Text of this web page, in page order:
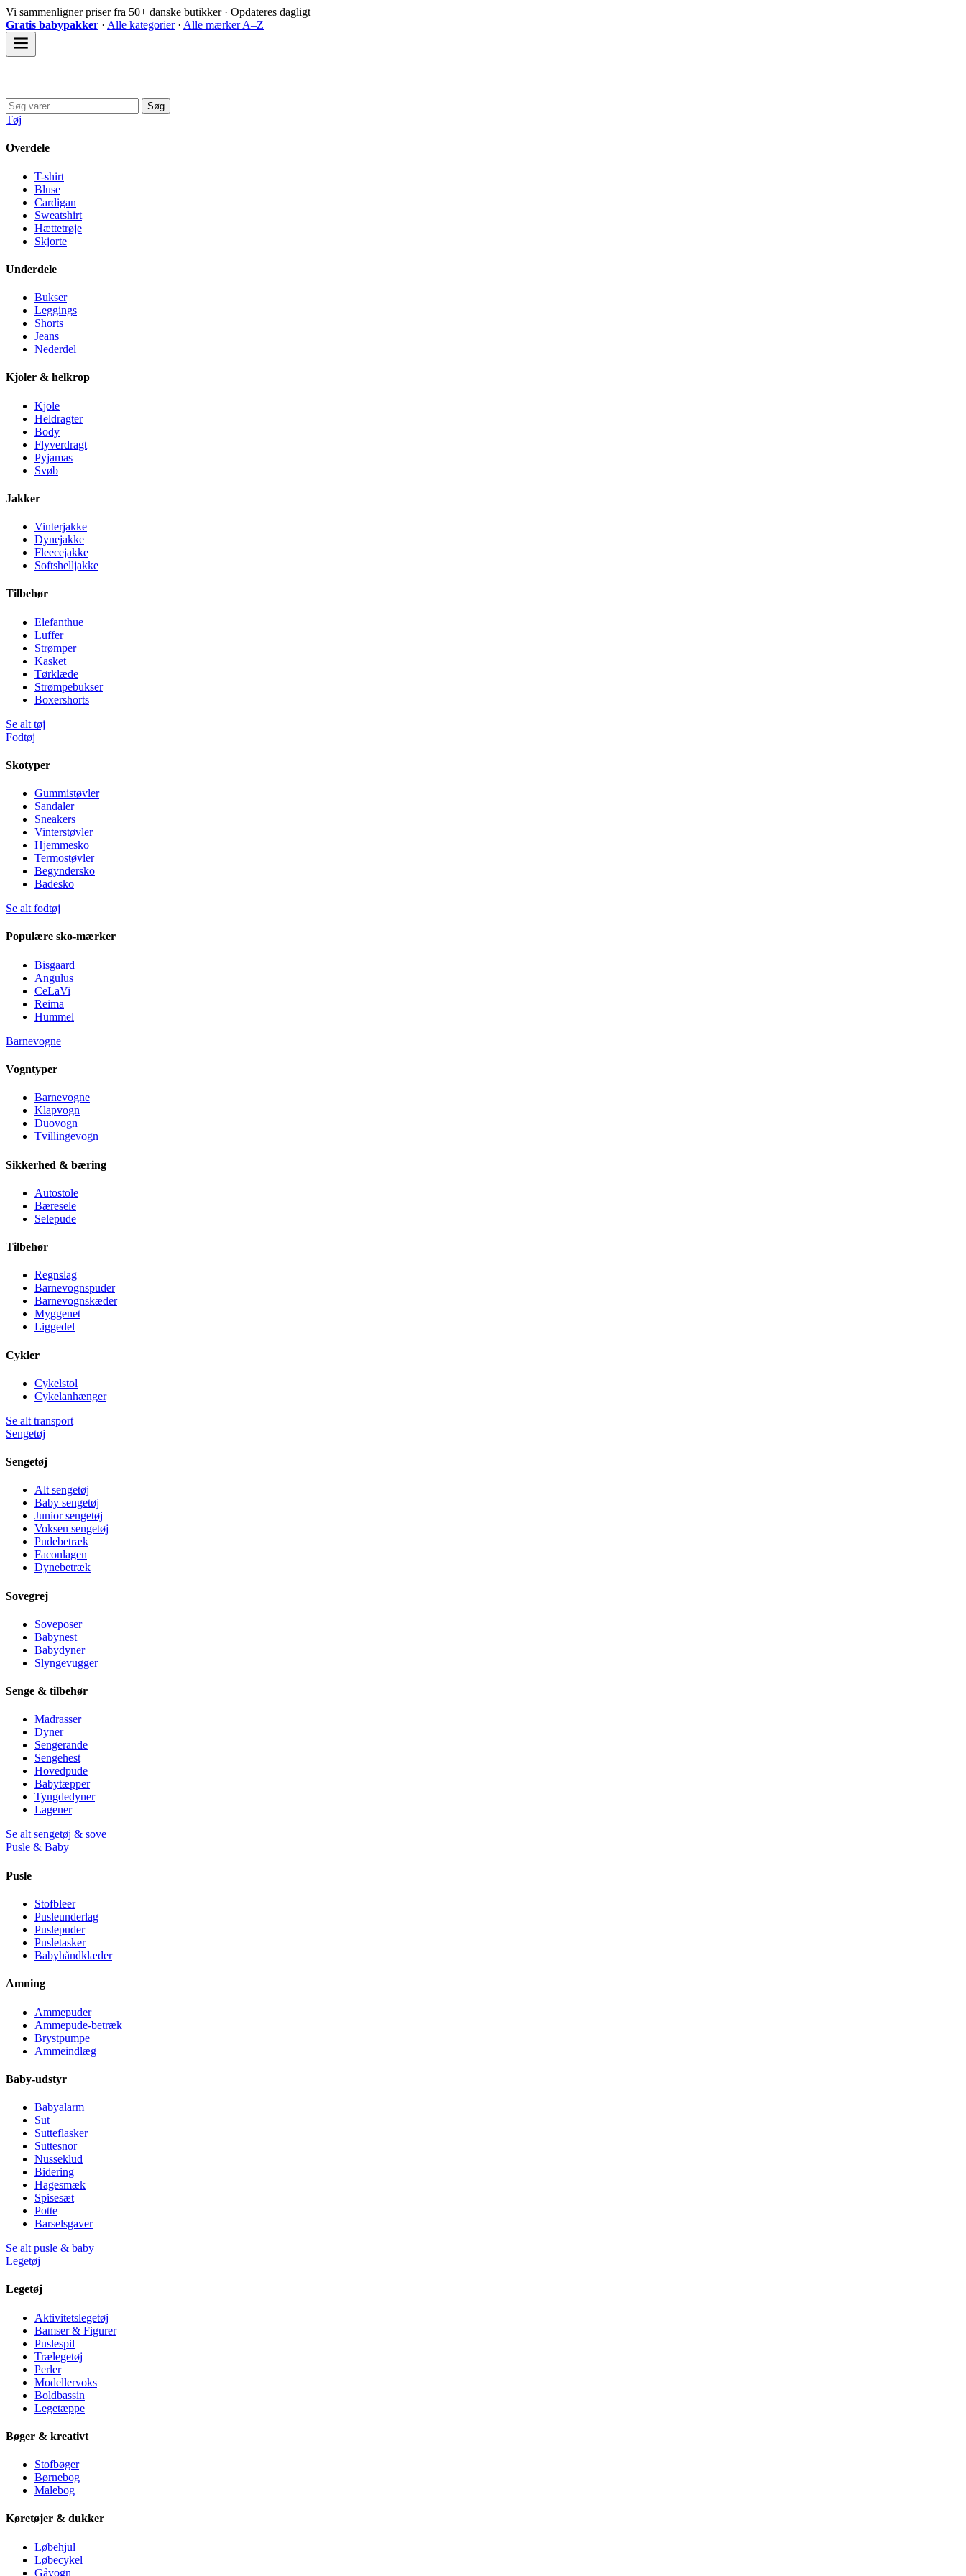
Spring
til
indhold
Vi sammenligner priser fra 50+ danske butikker · Opdateres dagligt
Gratis babypakker · Alle kategorier· Alle mærker A–Z
Søg
efter:
Søg
Tøj
Overdele
T-shirt
Bluse
Cardigan
Sweatshirt
Hættetrøje
Skjorte
Underdele
Bukser
Leggings
Shorts
Jeans
Nederdel
Kjoler & helkrop
Kjole
Heldragter
Body
Flyverdragt
Pyjamas
Svøb
Jakker
Vinterjakke
Dynejakke
Fleecejakke
Softshelljakke
Tilbehør
Elefanthue
Luffer
Strømper
Kasket
Tørklæde
Strømpebukser
Boxershorts
Se alt tøj
Fodtøj
Skotyper
Gummistøvler
Sandaler
Sneakers
Vinterstøvler
Hjemmesko
Termostøvler
Begyndersko
Badesko
Se alt fodtøj
Populære sko-mærker
Bisgaard
Angulus
CeLaVi
Reima
Hummel
Barnevogne
Vogntyper
Barnevogne
Klapvogn
Duovogn
Tvillingevogn
Sikkerhed & bæring
Autostole
Bæresele
Selepude
Tilbehør
Regnslag
Barnevognspuder
Barnevognskæder
Myggenet
Liggedel
Cykler
Cykelstol
Cykelanhænger
Se alt transport
Sengetøj
Sengetøj
Alt sengetøj
Baby sengetøj
Junior sengetøj
Voksen sengetøj
Pudebetræk
Faconlagen
Dynebetræk
Sovegrej
Soveposer
Babynest
Babydyner
Slyngevugger
Senge & tilbehør
Madrasser
Dyner
Sengerande
Sengehest
Hovedpude
Babytæpper
Tyngdedyner
Lagener
Se alt sengetøj & sove
Pusle & Baby
Pusle
Stofbleer
Pusleunderlag
Puslepuder
Pusletasker
Babyhåndklæder
Amning
Ammepuder
Ammepude-betræk
Brystpumpe
Ammeindlæg
Baby-udstyr
Babyalarm
Sut
Sutteflasker
Suttesnor
Nusseklud
Bidering
Hagesmæk
Spisesæt
Potte
Barselsgaver
Se alt pusle & baby
Legetøj
Legetøj
Aktivitetslegetøj
Bamser & Figurer
Puslespil
Trælegetøj
Perler
Modellervoks
Boldbassin
Legetæppe
Bøger & kreativt
Stofbøger
Børnebog
Malebog
Køretøjer & dukker
Løbehjul
Løbecykel
Gåvogn